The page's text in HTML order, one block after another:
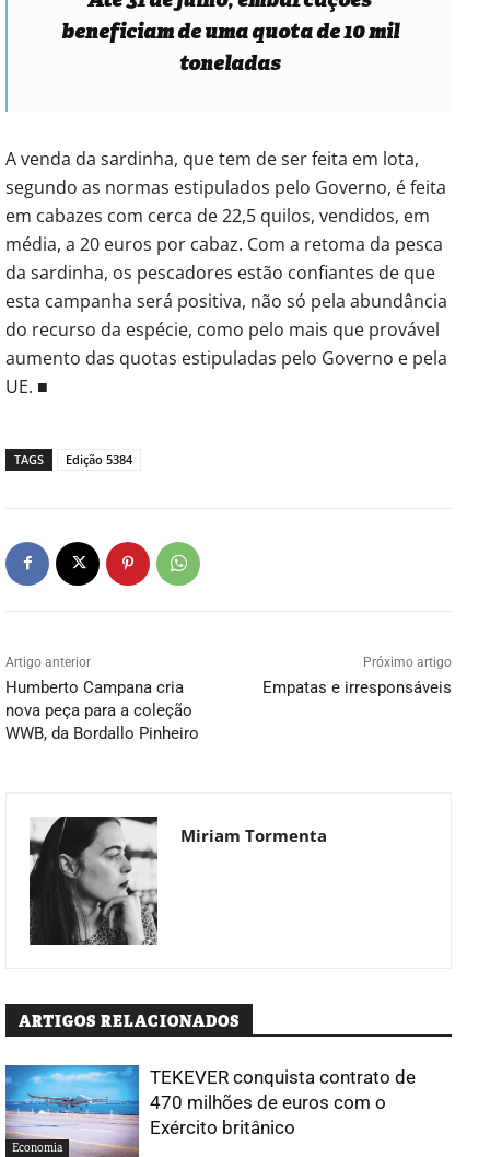
beneficiam de uma quota de 10 mil
toneladas
A venda da sardinha, que tem de ser feita em lota,
segundo as normas estipulados pelo Governo, é feita
em cabazes com cerca de 22,5 quilos, vendidos, em
média, a 20 euros por cabaz. Com a retoma da pesca
da sardinha, os pescadores estão confiantes de que
esta campanha será positiva, não só pela abundância
do recurso da espécie, como pelo mais que provável
aumento das quotas estipuladas pelo Governo e pela
UE. ■
TAGS Edição 5384
Artigo anterior
Humberto Campana cria
nova peça para a coleção
WWB, da Bordallo Pinheiro
Próximo artigo
Empatas e irresponsáveis
Miriam Tormenta
ARTIGOS RELACIONADOS
Economia
TEKEVER conquista contrato de
470 milhões de euros com o
Exército britânico